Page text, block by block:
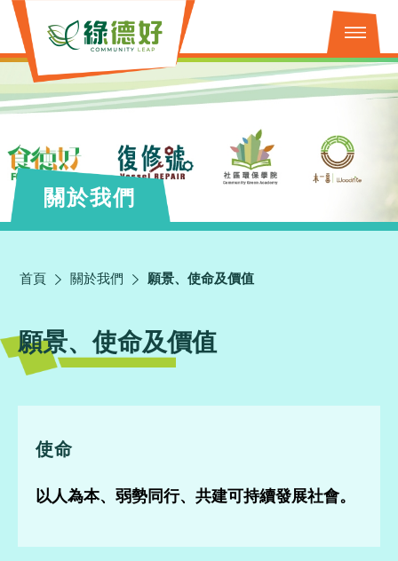
關於我們
首頁 關於我們 願景、使命及價值
願景、使命及價值
使命
以人為本、弱勢同行、共建可持續發展社會。